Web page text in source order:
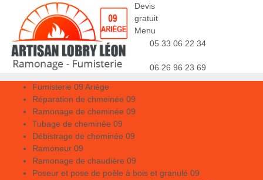
Devis
gratuit
Menu
05 33 06 22 34
06 26 96 23 69
Fumisterie 09 Ariège
Réparation de chmeinée 09
Ramonage de cheminée 09
Tubage de cheminée 09
Débistrage de cheminée 09
Ramoneur 09
Ramonage de chaudière 09
Poseur et pose de poêle à bois et granulé 09